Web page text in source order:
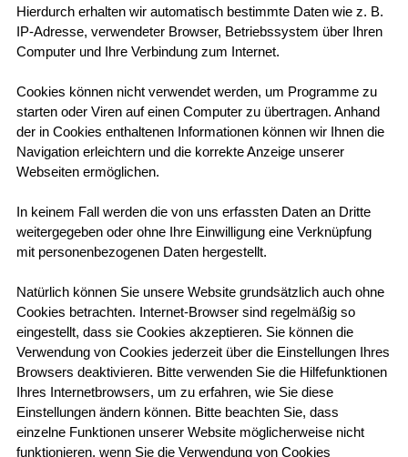
Hierdurch erhalten wir automatisch bestimmte Daten wie z. B.
IP-Adresse, verwendeter Browser, Betriebssystem über Ihren
Computer und Ihre Verbindung zum Internet.
Cookies können nicht verwendet werden, um Programme zu
starten oder Viren auf einen Computer zu übertragen. Anhand
der in Cookies enthaltenen Informationen können wir Ihnen die
Navigation erleichtern und die korrekte Anzeige unserer
Webseiten ermöglichen.
In keinem Fall werden die von uns erfassten Daten an Dritte
weitergegeben oder ohne Ihre Einwilligung eine Verknüpfung
mit personenbezogenen Daten hergestellt.
Natürlich können Sie unsere Website grundsätzlich auch ohne
Cookies betrachten. Internet-Browser sind regelmäßig so
eingestellt, dass sie Cookies akzeptieren. Sie können die
Verwendung von Cookies jederzeit über die Einstellungen Ihres
Browsers deaktivieren. Bitte verwenden Sie die Hilfefunktionen
Ihres Internetbrowsers, um zu erfahren, wie Sie diese
Einstellungen ändern können. Bitte beachten Sie, dass
einzelne Funktionen unserer Website möglicherweise nicht
funktionieren, wenn Sie die Verwendung von Cookies